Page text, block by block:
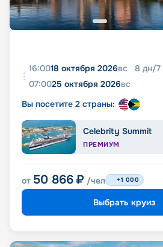
16:0018 октября 2026вс 8 дн/7
07:0025 октября 2026вс
Вы посетите 2 страны:
Celebrity Summit
ПРЕМИУМ
от 50 866 ₽ /чел +1 000
Выбрать круиз